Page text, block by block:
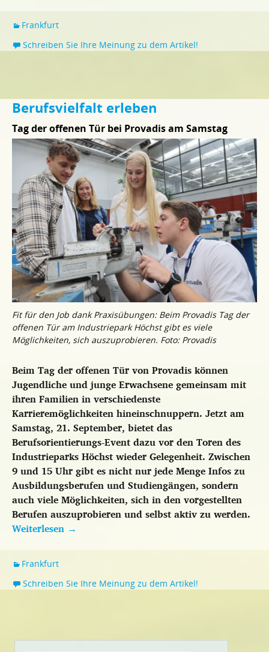
Frankfurt
Schreiben Sie Ihre Meinung zu dem Artikel!
Berufsvielfalt erleben
Tag der offenen Tür bei Provadis am Samstag
Fit für den Job dank Praxisübungen: Beim Provadis Tag der
offenen Tür am Industriepark Höchst gibt es viele
Möglichkeiten, sich auszuprobieren. Foto: Provadis
Beim Tag der offenen Tür von Provadis können
Jugendliche und junge Erwachsene gemeinsam mit
ihren Familien in verschiedenste
Karrieremöglichkeiten hineinschnuppern. Jetzt am
Samstag, 21. September, bietet das
Berufsorientierungs-Event dazu vor den Toren des
Industrieparks Höchst wieder Gelegenheit. Zwischen
9 und 15 Uhr gibt es nicht nur jede Menge Infos zu
Ausbildungsberufen und Studiengängen, sondern
auch viele Möglichkeiten, sich in den vorgestellten
Berufen auszuprobieren und selbst aktiv zu werden.
Weiterlesen →
Frankfurt
Schreiben Sie Ihre Meinung zu dem Artikel!